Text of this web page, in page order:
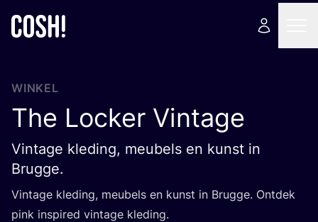
WINKEL
The Locker Vintage
Vintage kleding, meubels en kunst in
Brugge.
Vin­ta­ge kle­ding, meu­bels en kunst in Brug­ge. Ont­dek
pink inspi­red vin­ta­ge kleding.